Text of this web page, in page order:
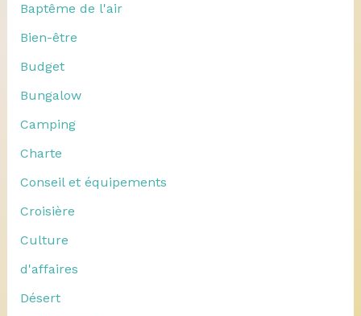
Baptême de l'air
Bien-être
Budget
Bungalow
Camping
Charte
Conseil et équipements
Croisière
Culture
d'affaires
Désert